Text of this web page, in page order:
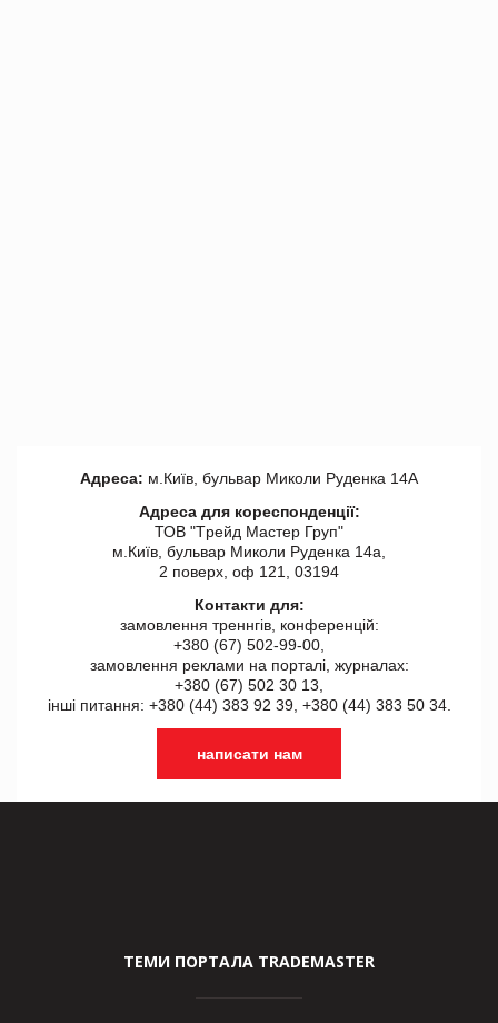
Адреса: м.Київ, бульвар Миколи Руденка 14А
Адреса для кореспонденції:
ТОВ "Tрейд Мастер Груп"
м.Київ, бульвар Миколи Руденка 14а,
2 поверх, оф 121, 03194
Контакти для:
замовлення треннгів, конференцій:
+380 (67) 502-99-00,
замовлення реклами на порталі, журналах:
+380 (67) 502 30 13,
інші питання: +380 (44) 383 92 39, +380 (44) 383 50 34.
написати нам
ТЕМИ ПОРТАЛА TRADEMASTER